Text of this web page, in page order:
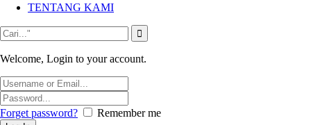
TENTANG KAMI
Welcome, Login to your account.
Forget password? Remember me